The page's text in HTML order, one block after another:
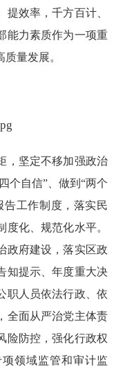
效率，千方百计、
能力素质作为一项重
量发展。
坚定不移加强政治
个自信”、做到“两个
告工作制度，落实民
化、规范化水平。
政府建设，落实区政
知提示、年度重大决
职人员依法行政、依
全面从严治党主体责
险防控，强化行政权
领域监管和审计监